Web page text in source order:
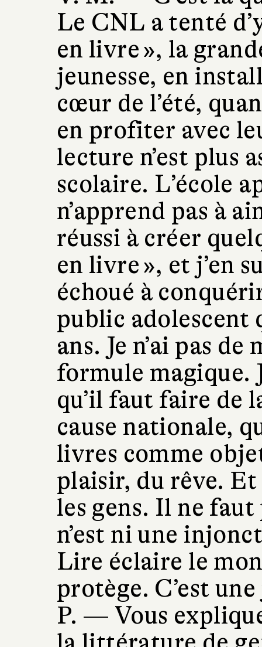
Le CNL a tenté
en livre », la
jeunesse, en
cœur de l’été,
en profiter avec
lecture n’est plus
scolaire. L’école
n’apprend pas à
réussi à créer
en livre », et j’en
échoué à
public adolescent
ans. Je n’ai pas
formule magique.
qu’il faut faire de
cause nationale,
livres comme
plaisir, du rêve.
les gens. Il ne
n’est ni une
Lire éclaire le
protège. C’est
P. — Vous